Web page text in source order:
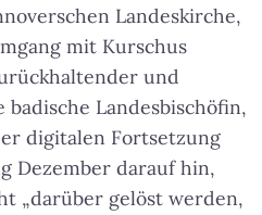
Landeskirche,
mit Kurschus
und
Landesbischöfin,
digitalen Fortsetzung
Dezember darauf hin,
„darüber gelöst werden,